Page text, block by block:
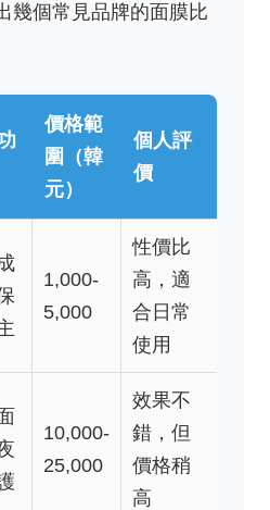
幾個常見品牌的面膜比
價格範
圍（韓
元）
個人評
價
1,000-
5,000
性價比
高，適
合日常
使用
10,000-
25,000
效果不
錯，但
價格稍
高